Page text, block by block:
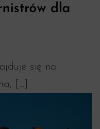
dla
się na
[…]